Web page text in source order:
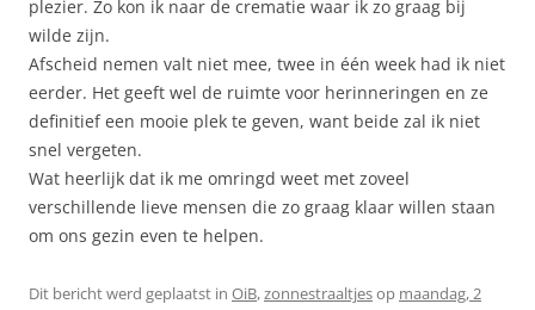
plezier. Zo kon ik naar de crematie waar ik zo graag bij
wilde zijn.
Afscheid nemen valt niet mee, twee in één week had ik niet
eerder. Het geeft wel de ruimte voor herinneringen en ze
definitief een mooie plek te geven, want beide zal ik niet
snel vergeten.
Wat heerlijk dat ik me omringd weet met zoveel
verschillende lieve mensen die zo graag klaar willen staan
om ons gezin even te helpen.
Dit bericht werd geplaatst in OiB,zonnestraaltjesop maandag, 2